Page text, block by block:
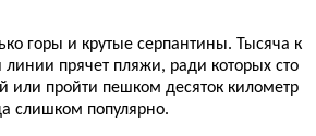
горы и крутые серпантины. Тысяча к
линии прячет пляжи, ради которых сто
или пройти пешком десяток километр
слишком популярно.